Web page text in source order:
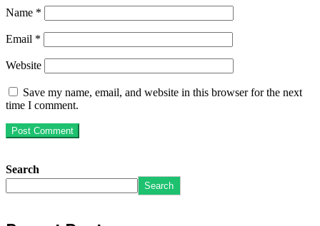
Name *
Email *
Website
Save my name, email, and website in this browser for the next
time I comment.
Search
Search